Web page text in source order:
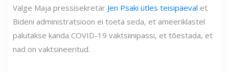
Valge Maja pressisekretär Jen Psaki ütles teisipäeval et
Bideni administratsioon ei toeta seda, et ameeriklastel
palutakse kanda COVID-19 vaktsiinipassi, et tõestada, et
nad on vaktsineeritud.